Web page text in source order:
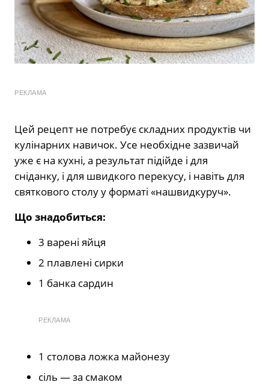
РЕКЛАМА
Цей рецепт не потребує складних продуктів чи
кулінарних навичок. Усе необхідне зазвичай
уже є на кухні, а результат підійде і для
сніданку, і для швидкого перекусу, і навіть для
святкового столу у форматі «нашвидкуруч».
Що знадобиться:
3 варені яйця
2 плавлені сирки
1 банка сардин
РЕКЛАМА
1 столова ложка майонезу
сіль — за смаком